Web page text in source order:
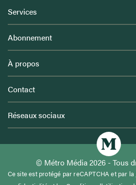
Services
Abonnement
À propos
Contact
Réseaux sociaux
© Métro Média 2026 - Tous
Ce site est protégé par reCAPTCHA et par la